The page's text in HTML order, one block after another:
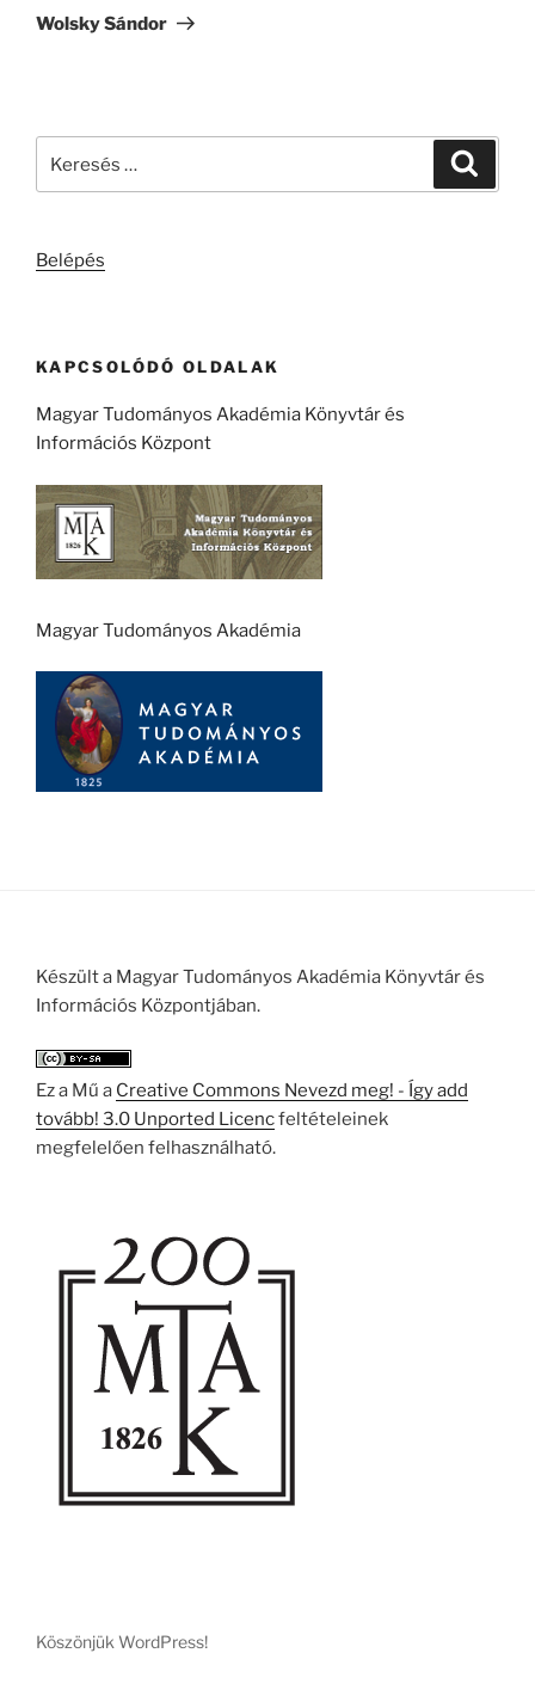
bejegyzés
Wolsky Sándor
Belépés
KAPCSOLÓDÓ OLDALAK
Magyar Tudományos Akadémia Könyvtár és
Információs Központ
Magyar Tudományos Akadémia
Készült a Magyar Tudományos Akadémia Könyvtár és
Információs Központjában.
Ez a Mű a Creative Commons Nevezd meg! - Így add
tovább! 3.0 Unported Licencfeltételeinek
megfelelően felhasználható.
Köszönjük WordPress!